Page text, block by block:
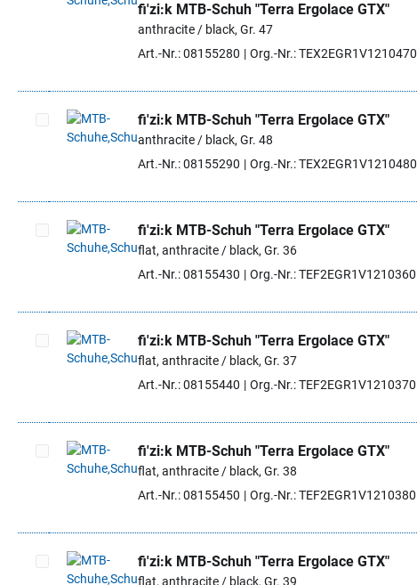
Artikel auswählen
fi'zi:k MTB-Schuh "Terra Ergolace GTX"
anthracite / black, Gr. 47
Art.-Nr.: 08155280
Org.-Nr.: TEX2EGR1V1210470
Artikel auswählen
fi'zi:k MTB-Schuh "Terra Ergolace GTX"
anthracite / black, Gr. 48
Art.-Nr.: 08155290
Org.-Nr.: TEX2EGR1V1210480
Artikel auswählen
fi'zi:k MTB-Schuh "Terra Ergolace GTX"
flat, anthracite / black, Gr. 36
Art.-Nr.: 08155430
Org.-Nr.: TEF2EGR1V1210360
Artikel auswählen
fi'zi:k MTB-Schuh "Terra Ergolace GTX"
flat, anthracite / black, Gr. 37
Art.-Nr.: 08155440
Org.-Nr.: TEF2EGR1V1210370
Artikel auswählen
fi'zi:k MTB-Schuh "Terra Ergolace GTX"
flat, anthracite / black, Gr. 38
Art.-Nr.: 08155450
Org.-Nr.: TEF2EGR1V1210380
fi'zi:k MTB-Schuh "Terra Ergolace GTX"
flat, anthracite / black, Gr. 39